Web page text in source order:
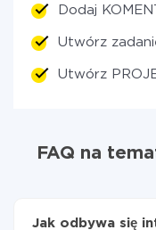
Dodaj
Utwórz
Utwórz
FAQ na
Jak odbywa się